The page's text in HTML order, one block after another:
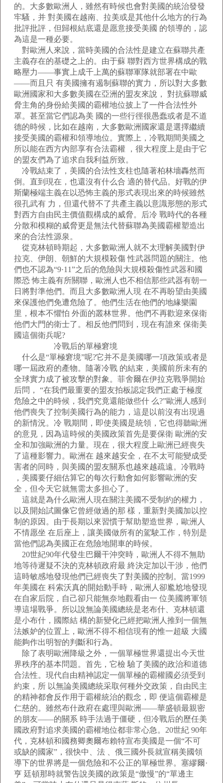
的。大多數歐洲人，雖然有時候也會對美國的統治發發
牢騷，并 對美國在越南、拉美或是其他什么地方的行為
批評批評，但歸根結底還是愿意接受美國 的領導的，認
為這是一種必要。
對歐洲人來說，當時美國的合法性是建立在蘇聯共產
主義存在的基礎之上的。由于蘇 聯對西方世界構成的戰
略壓力——事實上成千上萬的蘇聯軍隊就部署在中歐
——而且只 有美國擁有遏制蘇聯的實力，所以對大多數
歐洲國家和大多數美國在亞洲的盟友來說， 對抗蘇聯威
脅主角的身份給美國的霸權地位披上了一件合法性外
罩。甚至當它們認為美 國的一些行徑很愚蠢或者是不道
德的時候，比如在越南，大多數歐洲國家還是選擇繼續
接受美國的霸權和領導地位。實際上，冷戰期間美國之
所以能在西方內部享有合法霸權 ，很大程度上是由于它
的盟友們為了追求自我利益所致。
冷戰結束了，美國的合法性支柱也隨著柏林墻轟然而
倒。直到現在，也還沒有什么合 適的替代品。好戰的伊
斯蘭極端主義在以恐怖主義的形式表現出來的時候雖然
很孔武有 力，但還代替不了共產主義以意識形態的形式
對西方自由民主價值觀構成的威脅。后冷 戰時代的各種
分散和模糊的威脅更是無法代替蘇聯為美國霸權塑造出
來的合法性源泉。
從克林頓時期起，大多數歐洲人就不太理解美國對伊
拉克、伊朗、朝鮮的大規模殺傷 性武器問題的關注。他
們也不認為“9·11”之后的危險與大規模殺傷性武器和國
際恐 怖主義有所關聯，歐洲人也不相信那些武器有朝一
日將對準他們。而且大多數歐洲人現 在不再盼望由美國
來保護他們免遭危險了。他們生活在他們的地緣樂園
里，根本不懼怕 外面的叢林世界。他們不再歡迎來保衛
他們大門的衛士了。相反他們問到，現在有誰來 保衛美
國這個衛兵呢?
冷戰后的單極窘境
什么是“單極窘境”呢?它并不是美國哪一項政策或者是
哪一屆政府的產物。隨著冷戰 的結束，美國前所未有的
全球實力成了被攻擊的對象。菲舍爾在伊拉克戰爭開始
后問， “在我們最重要的盟友拍板認定我們正處于極度
危險之中的時候，我們究竟還能做些什 么?”歐洲人感到
他們喪失了控制美國行為的能力，這是以前沒有出現過
的新情況。冷 戰期間，即使美國是統領，它也得聽歐洲
的意見，因為這時候的美國政策首先是要保衛 歐洲的安
全和加強歐洲的力量。現在，很大程度上歐洲已經喪失
了這種影響力。歐洲在 越來越安全，在不太可能變成受
害者的同時，與美國的盟友關系也越來越疏遠。冷戰時
，美國要仔細估算它的每次行動會如何影響歐洲的安
全，但今天它就無需太多担心了。
這就是為什么歐洲人現在關注美國不受制約的權力，
以及開始試圖像它曾經做過的那 樣，重新對美國加以控
制的原因。由于長期以來習慣于幫助塑造世界，歐洲人
不情愿坐 在后座上，讓美國做所有的駕駛工作，特別是
當他們認為美國正在危險地開車的時候。
20世紀90年代發生巴爾干沖突時，歐洲人不得不無助
地等待遲疑不決的克林頓政府最 終決定加以干涉，他們
這時敏感地發現他們已經喪失了對美國的控制。當1999
年美國在 科索沃真的開始動手時，歐洲人卻尷尬地發現
在自家后院，自己卻只能無奈地觀看由一 位美國將軍領
導這場戰爭。所以說無論美國總統是老布什、克林頓還
是小布什，國際結 構的新變化已經把歐洲人推到一個無
法嫉妒的位置上，歐洲不得不相信現有的惟一超級 大國
能夠作出明智的判斷和行為。
除了表明歐洲降級之外，一個單極世界還提出今天世
界秩序的基本問題。首先，它檢 驗了美國的政治和道德
合法性。現代自由精神認定一個單極的霸權國必須受到
約束，所 以無論美國總統采取何種外交政策，自由民主
的精神都會反作用于霸權統治的觀念，即 便這個霸權是
仁慈的。雖然布什政府在處理與歐洲——華盛頓最親密
的朋友——的關系 時手法過于僵硬，但冷戰后的歷任美
國政府對追求美國的霸權地位都非常心急。20世紀 90年
代，克林頓和國務卿奧爾布賴特宣布美國是一個“不可
或缺的國家”，很快中、法 、俄三國外長就宣稱美國領
導下的世界將是一個危險和不公正的單極世界。塞繆爾·
亨 廷頓那時就警告說美國的政策是“傲慢”的“單邊主